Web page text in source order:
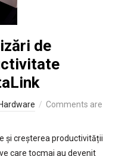
de
Hardware
Comments are
și creșterea productivității
care tocmai au devenit